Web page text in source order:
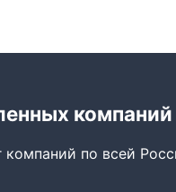
компаний
компаний по всей